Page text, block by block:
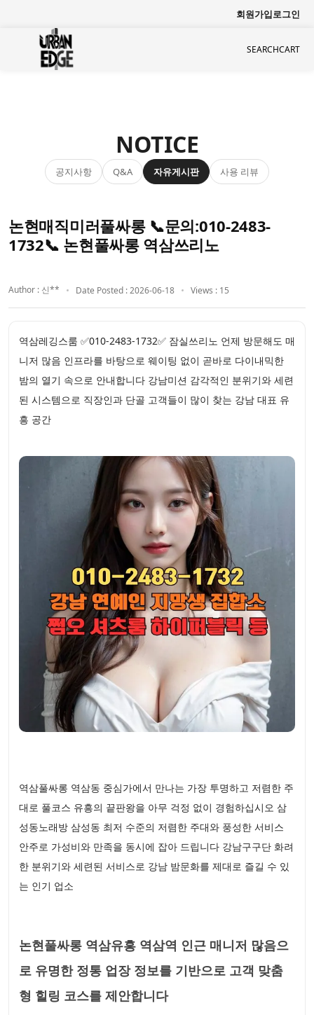
회원가입로그인
SEARCHCART
NOTICE
공지사항 Q&A 자유게시판 사용 리뷰
논현매직미러풀싸롱 📞문의:010-2483-
1732📞 논현풀싸롱 역삼쓰리노
Author : 신** Date Posted : 2026-06-18 Views : 15
역삼레깅스룸 ✅010-2483-1732✅ 잠실쓰리노 언제 방문해도 매
니저 많음 인프라를 바탕으로 웨이팅 없이 곧바로 다이내믹한
밤의 열기 속으로 안내합니다 강남미션 감각적인 분위기와 세련
된 시스템으로 직장인과 단골 고객들이 많이 찾는 강남 대표 유
흥 공간
역삼풀싸롱 역삼동 중심가에서 만나는 가장 투명하고 저렴한 주
대로 풀코스 유흥의 끝판왕을 아무 걱정 없이 경험하십시오 삼
성동노래방 삼성동 최저 수준의 저렴한 주대와 풍성한 서비스
안주로 가성비와 만족을 동시에 잡아 드립니다 강남구구단 화려
한 분위기와 세련된 서비스로 강남 밤문화를 제대로 즐길 수 있
는 인기 업소
논현풀싸롱 역삼유흥 역삼역 인근 매니저 많음으
로 유명한 정통 업장 정보를 기반으로 고객 맞춤
형 힐링 코스를 제안합니다